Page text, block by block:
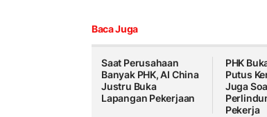
Baca Juga
Saat Perusahaan
Banyak PHK, AI China
Justru Buka
Lapangan Pekerjaan
PHK
Putus
Juga
Pekerja